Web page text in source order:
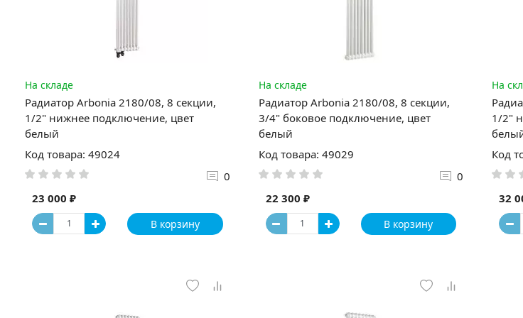
На складе
Радиатор Arbonia 2180/08, 8 секции,
1/2" нижнее подключение, цвет
белый
Код товара: 49024
0
23 000 ₽
В корзину
На складе
Радиатор Arbonia 2180/08, 8 секции,
3/4" боковое подключение, цвет
белый
Код товара: 49029
0
22 300 ₽
В корзину
На
1/2"
Код
32